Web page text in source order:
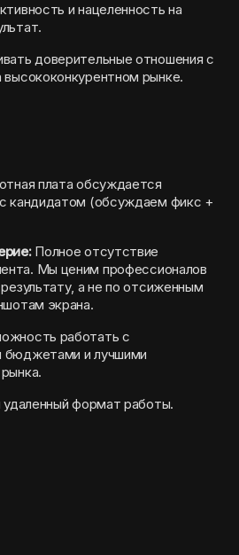
и нацеленность на
доверительные отношения с
высококонкурентном рынке.
плата обсуждается
кандидатом (обсуждаем фикс +
Полное отсутствие
Мы ценим профессионалов
а не по отсиженным
экрана.
работать с
бюджетами и лучшими
удаленный формат работы.